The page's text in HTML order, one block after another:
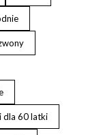
dla 60 latki